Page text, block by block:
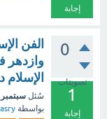
إجابة
0
تصويتات
1
إجابة
الفن
وازدهر
الإسلام
سُئل سبتمبر 10، 2024
بواسطة